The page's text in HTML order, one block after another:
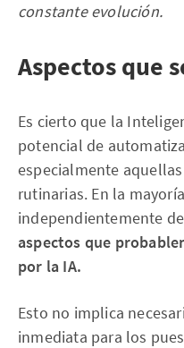
constante evolución​.
Aspectos que
Es cierto que la
potencial de
especialmente
rutinarias. En la
independientemente
aspectos que
por la IA.
Esto no implica
inmediata para los